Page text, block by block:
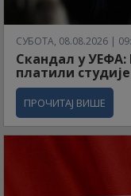
СУБОТА, 08.08.2026 |
Скандал у
платили студије
ПРОЧИТАЈ ВИШЕ